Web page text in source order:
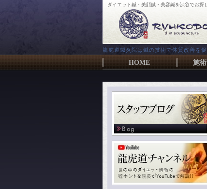
ダイエット鍼・美顔鍼・美容鍼を渋谷でお探
龍虎道鍼灸院は鍼の技術で体質改善を
HOME 施